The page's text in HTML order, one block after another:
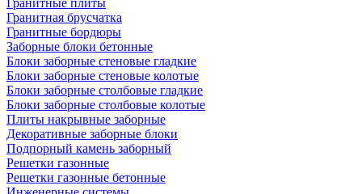
Гранитные плиты
Гранитная брусчатка
Гранитные бордюры
Заборные блоки бетонные
Блоки заборные стеновые гладкие
Блоки заборные стеновые колотые
Блоки заборные столбовые гладкие
Блоки заборные столбовые колотые
Плиты накрывные заборные
Декоративные заборные блоки
Подпорный камень заборный
Решетки газонные
Решетки газонные бетонные